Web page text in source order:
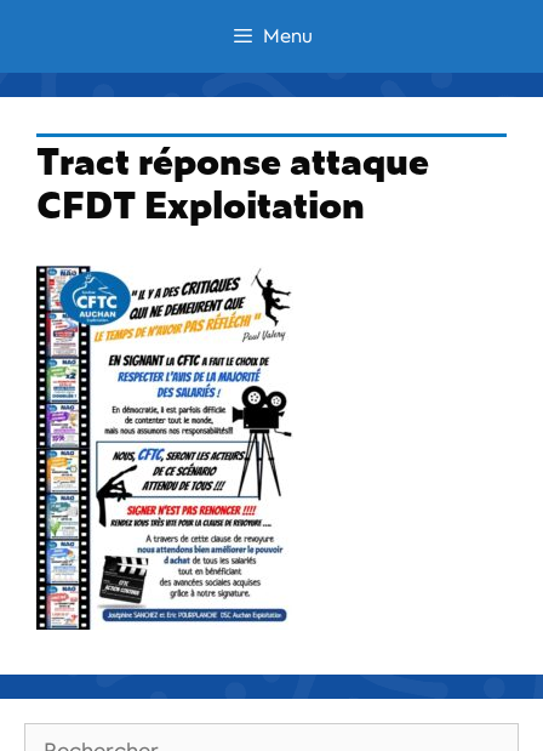
contenu
Menu
Tract réponse attaque
CFDT Exploitation
Rechercher :